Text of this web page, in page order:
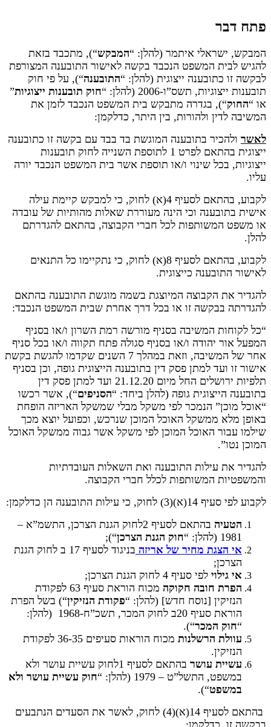
פתח דבר
המבקש, ישראלי איתמר (להלן: “המבקש“), מתכבד בזאת
להגיש לבית המשפט הנכבד בקשה לאישור התובענה המצורפת
לבקשה זו כתובענה ייצוגית (להלן: “התובענה“), על פי חוק
תובענות ייצוגיות, תשס”ו-2006 (להלן: “
חוק תובענות ייצוגיות”
או “החוק“), בגדרה מתבקש בית המשפט הנכבד לזמן את
המשיבה לדין ולהורות, בין היתר, כדלקמן:
לאשר ולהכיר בתובענה המוגשת בד בבד עם בקשה זו כתובענה
ייצוגית בהתאם לפרט 1 לתוספת השנייה לחוק תובענות
ייצוגיות, בכל שינוי ו/או תוספת אשר בית המשפט הנכבד יורה
עליו.
לקבוע, בהתאם לסעיף 4(א) לחוק, כי למבקש קיימת עילה
אישית בתובענה וכי הינה מעוררת שאלות מהותיות של עובדה
או משפט המשותפות לכל חברי הקבוצה, בהתאם להגדרתם
להלן.
לקבוע, בהתאם לסעיף 8(א) לחוק, כי נתקיימו כל התנאים
לאישור התובענה כייצוגית.
להגדיר את הקבוצה המיוצגת בשמה מוגשת התובענה בהתאם
להגדרתה בבקשה זו או בכל דרך אחרת שבית המשפט הנכבד:
“כל לקוחות המשיבה בסניף מורשה רמת השרון ו/או בסניף
המפעל אור יהודה ו/או בסניף סגולה פתח תקווה ו/או בכל סניף
אחר של המשיבה, וזאת במהלך 7 השנים שקדמו להגשת בקשת
אישור זו ועד למתן פסק דין בתובענה הייצוגית גופה, וכן בסניף
תלפיות ירושלים החל מיום 21.12.20 ועד למתן פסק דין
בתובענה הייצוגית גופה (להלן ביחד: “הסניפים“), אשר רכשו
“אוכל מוכן” הנמכר לפי משקל מבלי שמשקל האריזה הופחת
באופן מלא ממשקל האוכל המוכן שנרכש, וכפועל יוצא מכך
שילמו עבור האוכל המוכן לפי משקל אשר גבוה ממשקל האוכל
המוכן נטו”.
להגדיר את עילות התובענה ואת השאלות העובדתיות
והמשפטיות המשותפות לכלל חברי הקבוצה.
לקבוע לפי סעיף 14(א)(3) לחוק, כי עילות התובענה הן כדלקמן:
הטעיה
בהתאם לסעיף 2לחוק הגנת הצרכן, התשמ”א –
1981 (להלן: “
חוק הגנת הצרכן“);
אי הצגת מחיר של אריזה
בניגוד לסעיף 17 ב לחוק הגנת
הצרכן;
אי גילוי לפי סעיף 4 לחוק הגנת הצרכן;
הפרת חובה חקוקה
מכוח הוראת סעיף 63 לפקודת
הנזיקין [נוסח חדש] (להלן: “פקודת הנזיקין“) בשל הפרת
הוראת סעיף 20ב לחוק המכר, תשכ”ח-1968 (להלן:
“חוק המכר“).
עוולת הרשלנות
מכוח הוראות סעיפים 36-35 לפקודת
הנזיקין.
עשיית עושר
בהתאם לסעיף 1לחוק עשיית עושר ולא
במשפט, התשל”ט – 1979 (להלן: “
חוק עשיית עושר ולא
במשפט“).
בהתאם לסעיף 14(א)(4) לחוק, לאשר את הסעדים הנתבעים
בבקשה זו, כדלקמן: